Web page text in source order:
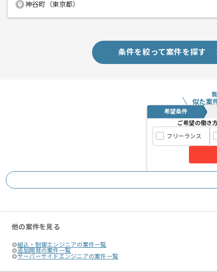
神谷町（東京都）
条件を絞って案件を探す
似た案
希望条件
ご希望の働き
フリーランス
他の案件を見る
組込・制御エンジニアの案件一覧
追加開発の案件一覧
サーバーサイドエンジニアの案件一覧